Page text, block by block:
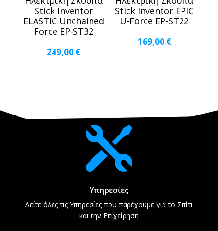
Stick Inventor
ELASTIC Unchained
Force EP-ST32
249,00 €
Stick Inventor EPIC
U-Force EP-ST22
169,00 €

Υπηρεσίες
Δείτε όλες τις Υπηρεσίες που παρέχουμε για το Σπίτι
και την Επιχείρηση